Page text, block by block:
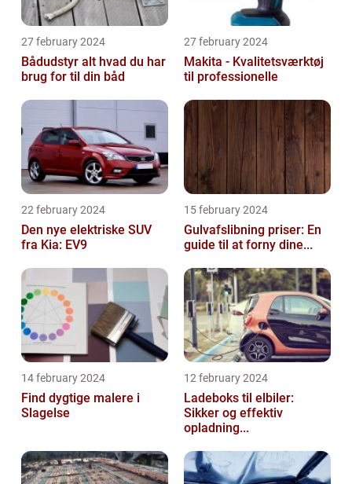
27 february 2024
Bådudstyr alt hvad du har
brug for til din båd
27 february 2024
Makita - Kvalitetsværktøj
til professionelle
22 february 2024
Den nye elektriske SUV
fra Kia: EV9
15 february 2024
Gulvafslibning priser: En
guide til at forny dine...
14 february 2024
Find dygtige malere i
Slagelse
12 february 2024
Ladeboks til elbiler:
Sikker og effektiv
opladning...